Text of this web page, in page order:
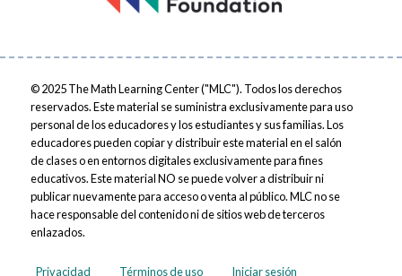
© 2025The Math Learning Center ("MLC"). Todos los derechos
reservados. Este material se suministra exclusivamente para uso
personal de los educadores y los estudiantes y sus familias. Los
educadores pueden copiar y distribuir este material en el salón
de clases o en entornos digitales exclusivamente para fines
educativos. Este material NO se puede volver a distribuir ni
publicar nuevamente para acceso o venta al público. MLC no se
hace responsable del contenido ni de sitios web de terceros
enlazados.
Privacidad Términos de uso Iniciar sesión